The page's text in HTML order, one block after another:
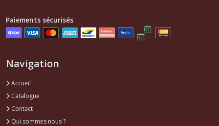
XM
(1)
Afficher
les
résultats
Paiements sécurisés
Navigation
Accueil
Catalogue
Contact
Qui sommes nous ?